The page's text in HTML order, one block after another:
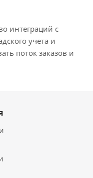
интеграций с
учета и
поток заказов и